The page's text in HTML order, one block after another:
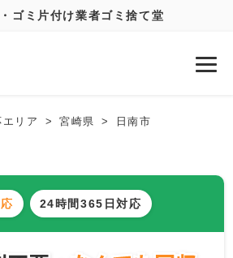
ゴミ片付け業者ゴミ捨て堂
エリア 宮崎県 日南市
24時間365日対応